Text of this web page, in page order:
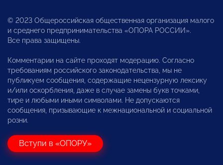
© 2023 Общероссийская общественная организация малого
и среднего предпринимательства «ОПОРА РОССИИ».
Все права защищены.
Комментарии на сайте проходят модерацию. Согласно
требованиям российского законодательства, мы не
публикуем сообщения, содержащие нецензурную лексику
и/или оскорбления, даже в случае замены букв точками,
тире и любыми иными символами. Не допускаются
сообщения, призывающие к межнациональной и социальной
розни.
Вступи в «ОПОРУ»